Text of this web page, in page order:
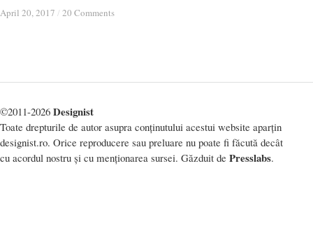
April 20, 2017 / 20 Comments
April 20, 2017 / 20 Comments
©2011-2026 Designist
Toate drepturile de autor asupra conținutului acestui website aparțin
designist.ro. Orice reproducere sau preluare nu poate fi făcută decât
cu acordul nostru și cu menționarea sursei. Găzduit de Presslabs.